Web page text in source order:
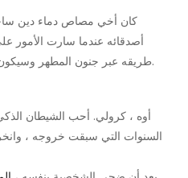
كان أخي مصاص دماء دين
أصدقائه عندما سارت الأمور
طريقه عبر جنون المطهر وسيكون مصدر قوة للفريق بعد خبط تشاك.
أوه ، كرولي. أحب الشيطان
السنوات التي سبقت خروجه ،